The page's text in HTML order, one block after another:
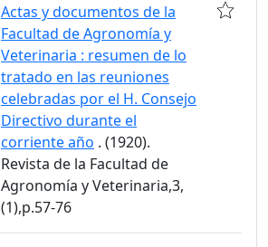
Actas y documentos de la
Facultad de Agronomía y
Veterinaria : resumen de lo
tratado en las reuniones
celebradas por el H. Consejo
Directivo durante el
corriente año . (1920).
Revista de la Facultad de
Agronomía y Veterinaria,3,
(1),p.57-76